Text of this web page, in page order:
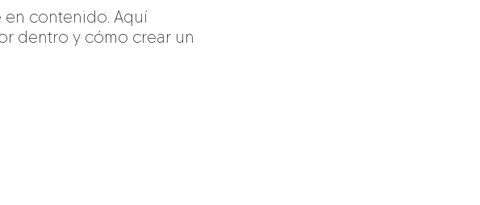
en contenido. Aquí
dentro y cómo crear un